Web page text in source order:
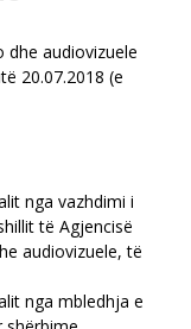
dhe audiovizuele
20.07.2018 (e
nga vazhdimi i
të Agjencisë
audiovizuele, të
nga mbledhja e